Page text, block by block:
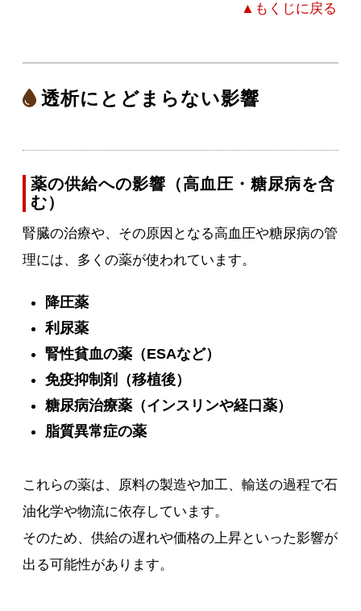
▲もくじに戻る
透析にとどまらない影響
薬の供給への影響（高血圧・糖尿病を含
む）
腎臓の治療や、その原因となる高血圧や糖尿病の管
理には、多くの薬が使われています。
降圧薬
利尿薬
腎性貧血の薬（ESAなど）
免疫抑制剤（移植後）
糖尿病治療薬（インスリンや経口薬）
脂質異常症の薬
これらの薬は、原料の製造や加工、輸送の過程で石
油化学や物流に依存しています。
そのため、供給の遅れや価格の上昇といった影響が
出る可能性があります。